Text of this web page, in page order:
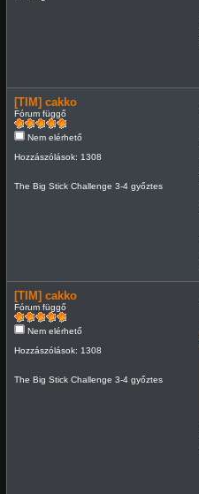
[TIM] cakko
Fórum függő
Nem elérhető
Hozzászólások: 1308
The Big Stick Challenge 3-4 győztes
[TIM] cakko
Fórum függő
Nem elérhető
Hozzászólások: 1308
The Big Stick Challenge 3-4 győztes